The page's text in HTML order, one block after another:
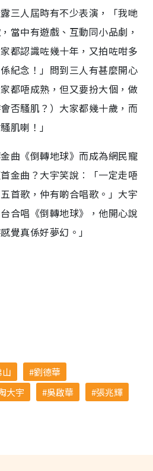
三人屆時有不少表演，「我哋
當中有遊戲、互動同小品劇，
都認識咗幾十年，又拍咗咁多
紀念！」問到三人有甚麼開心
都唔成熟，但又要扮大個，做
否騷肌？）大家都幾十歲，而
肌喇！」
曲《倒轉地球》而成為網民寵
金曲？大宇笑說︰「一定走唔
首歌，仲有啲合唱歌。」大宇
合唱《倒轉地球》，他開心說
覺真係好夢幻。」
劉德華
大宇 吳啟華
張兆輝